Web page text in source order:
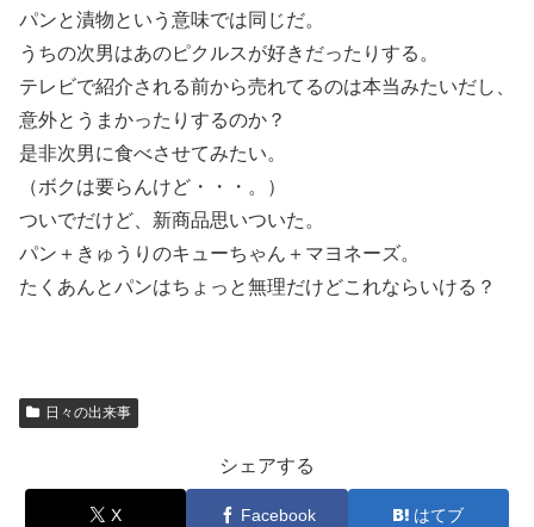
パンと漬物という意味では同じだ。
うちの次男はあのピクルスが好きだったりする。
テレビで紹介される前から売れてるのは本当みたいだし、
意外とうまかったりするのか？
是非次男に食べさせてみたい。
（ボクは要らんけど・・・。）
ついでだけど、新商品思いついた。
パン＋きゅうりのキューちゃん＋マヨネーズ。
たくあんとパンはちょっと無理だけどこれならいける？
日々の出来事
シェアする
X Facebook はてブ